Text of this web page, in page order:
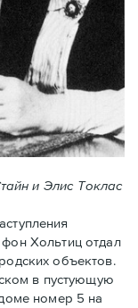
и Элис Токлас
Хольтиц отдал
объектов.
в пустующую
номер 5 на